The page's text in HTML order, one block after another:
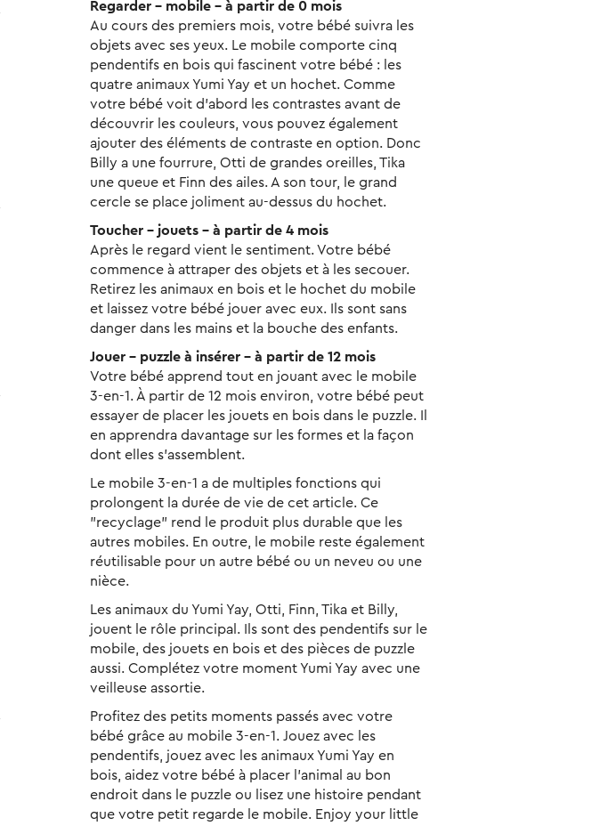
Regarder – mobile – à partir de 0 mois
Au cours des premiers mois, votre bébé suivra les
objets avec ses yeux. Le mobile comporte cinq
pendentifs en bois qui fascinent votre bébé : les
quatre animaux Yumi Yay et un hochet. Comme
votre bébé voit d'abord les contrastes avant de
découvrir les couleurs, vous pouvez également
ajouter des éléments de contraste en option. Donc
Billy a une fourrure, Otti de grandes oreilles, Tika
une queue et Finn des ailes. A son tour, le grand
cercle se place joliment au-dessus du hochet.
Toucher – jouets – à partir de 4 mois
Après le regard vient le sentiment. Votre bébé
commence à attraper des objets et à les secouer.
Retirez les animaux en bois et le hochet du mobile
et laissez votre bébé jouer avec eux. Ils sont sans
danger dans les mains et la bouche des enfants.
Jouer – puzzle à insérer – à partir de 12 mois
Votre bébé apprend tout en jouant avec le mobile
3-en-1. À partir de 12 mois environ, votre bébé peut
essayer de placer les jouets en bois dans le puzzle. Il
en apprendra davantage sur les formes et la façon
dont elles s'assemblent.
Le mobile 3-en-1 a de multiples fonctions qui
prolongent la durée de vie de cet article. Ce
"recyclage" rend le produit plus durable que les
autres mobiles. En outre, le mobile reste également
réutilisable pour un autre bébé ou un neveu ou une
nièce.
Les animaux du Yumi Yay, Otti, Finn, Tika et Billy,
jouent le rôle principal. Ils sont des pendentifs sur le
mobile, des jouets en bois et des pièces de puzzle
aussi. Complétez votre moment Yumi Yay avec une
veilleuse assortie.
Profitez des petits moments passés avec votre
bébé grâce au mobile 3-en-1. Jouez avec les
pendentifs, jouez avec les animaux Yumi Yay en
bois, aidez votre bébé à placer l'animal au bon
endroit dans le puzzle ou lisez une histoire pendant
que votre petit regarde le mobile. Enjoy your little